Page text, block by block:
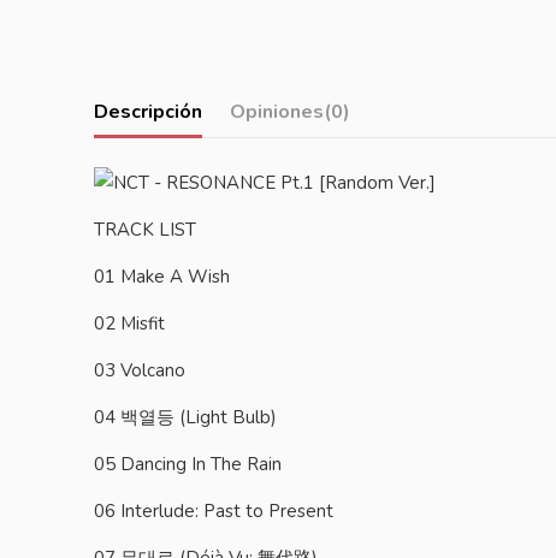
Descripción Opiniones(0)
TRACK LIST
01 Make A Wish
02 Misfit
03 Volcano
04 백열등 (Light Bulb)
05 Dancing In The Rain
06 Interlude: Past to Present